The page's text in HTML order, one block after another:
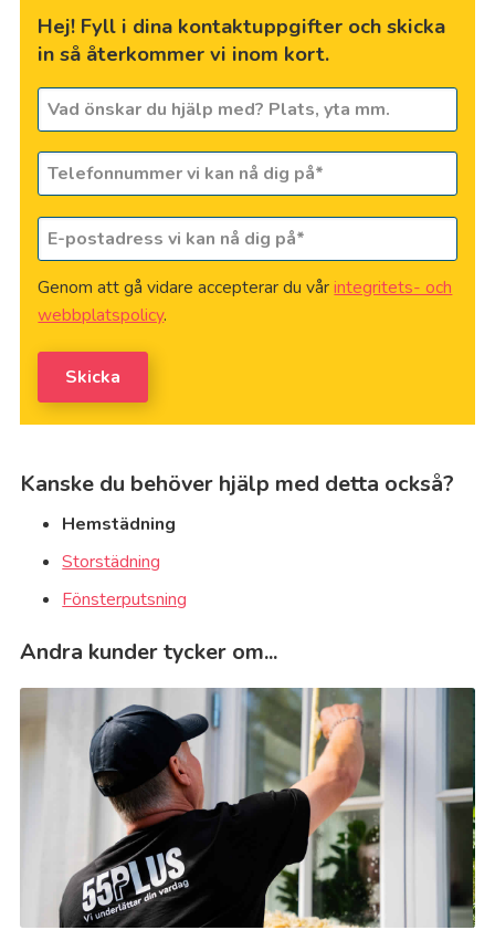
Hej! Fyll i dina kontaktuppgifter och skicka
in så återkommer vi inom kort.
Vad
önskar
du
hjälp
med?
Telefonnummer* *
E-
postadress
* *
Genom att gå vidare accepterar du vårintegritets- och
webbplatspolicy.
Skicka
Kanske du behöver hjälp med detta också?
Hemstädning
Storstädning
Fönsterputsning
Andra kunder tycker om...